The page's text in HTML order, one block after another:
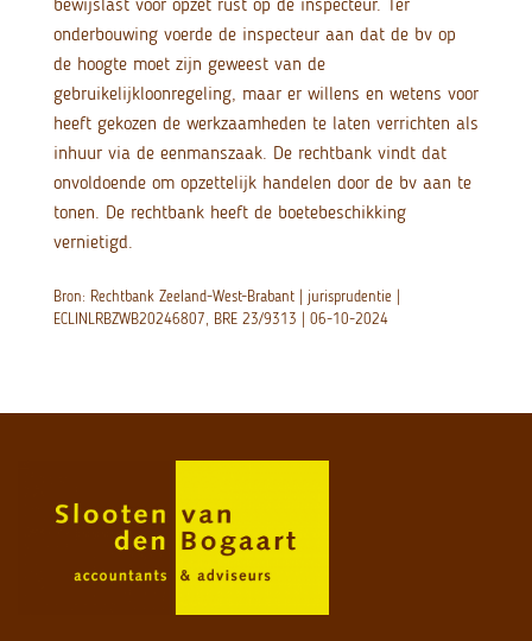
bewijslast voor opzet rust op de inspecteur. Ter
onderbouwing voerde de inspecteur aan dat de bv op
de hoogte moet zijn geweest van de
gebruikelijkloonregeling, maar er willens en wetens voor
heeft gekozen de werkzaamheden te laten verrichten als
inhuur via de eenmanszaak. De rechtbank vindt dat
onvoldoende om opzettelijk handelen door de bv aan te
tonen. De rechtbank heeft de boetebeschikking
vernietigd.
Bron: Rechtbank Zeeland-West-Brabant | jurisprudentie |
ECLINLRBZWB20246807, BRE 23/9313 | 06-10-2024